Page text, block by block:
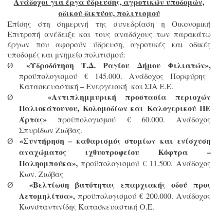
οδικού δικτύου, πολιτισμού
Επίσης στη σημερινή της συνεδρίαση η Οικονομική
Επιτροπή ανέδειξε και τους αναδόχους των παρακάτω
έργων που αφορούν ύδρευση, αγροτικές και οδικές
υποδομές και μνημείο πολιτισμού:
Ø «Υδροδότηση Τ.Δ. Ραγίου Δήμου Φιλιατών»,
προϋπολογισμού € 145.000. Ανάδοχος Πορφύρης
Κατασκευαστική – Ενεργειακή και ΣΙΑ Ε.Ε.
Ø
«Αντιπλημμυρική προστασία περιοχών
Παλιοκάτουνου, Κολομοδίων και Καλογερικού ΠΕ
Άρτας»προϋπολογισμού € 60.000. Ανάδοχος
Σπυρίδων Ζιώβας.
Ø
«Συντήρηση – καθαρισμός στομίων και ενίσχυση
αναχώματος ιχθυοτροφείου Κόφτρα –
Παληομπούκα»,προϋπολογισμού € 11.500. Ανάδοχος
Κων. Ζιώβας
Ø
«Βελτίωση βατότητας επαρχιακής οδού προς
Αετομηλίτσα»,προϋπολογισμού € 200.000. Ανάδοχος
Κωνσταντινίδης Κατασκευαστική Ο.Ε.